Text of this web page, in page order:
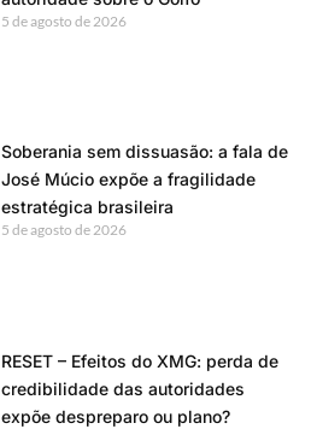
5 de agosto de 2026
Soberania sem dissuasão: a fala de
José Múcio expõe a fragilidade
estratégica brasileira
5 de agosto de 2026
RESET – Efeitos do XMG: perda de
credibilidade das autoridades
expõe despreparo ou plano?